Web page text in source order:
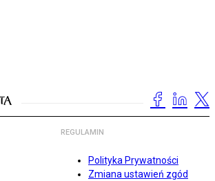
REGULAMIN
Polityka Prywatności
Zmiana ustawień zgód